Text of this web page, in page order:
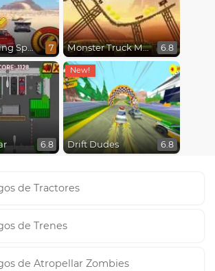
Cars Lightning Speed 7 Monster Truck Madness 6.8
6.8 Drift Dudes 6.8
de Tractores
de Trenes
de Atropellar Zombies